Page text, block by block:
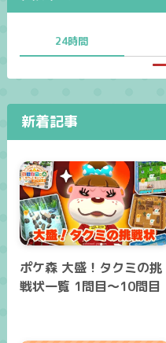
24時間
新着記事
ポケ森 大盛！タクミの挑
戦状一覧 1問目～10問目